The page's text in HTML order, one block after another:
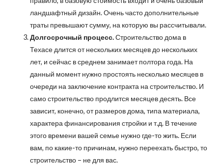
ландшафтный дизайн. Очень часто дополнительные
траты превышают сумму, на которую вы рассчитывали.
Долгосрочный процесс.Строительство дома в
Техасе длится от нескольких месяцев до нескольких
лет, и сейчас в среднем занимает полтора года. На
данный момент нужно простоять несколько месяцев в
очереди на заключение контракта на строительство. И
само строительство продлится месяцев десять. Все
зависит, конечно, от размеров дома, типа материала,
характера финансирования стройки и т.д. В течение
этого времени вашей семье нужно где-то жить. Если
вам, по какие-то причинам, нужно переехать быстро, то
строительство – не для вас.